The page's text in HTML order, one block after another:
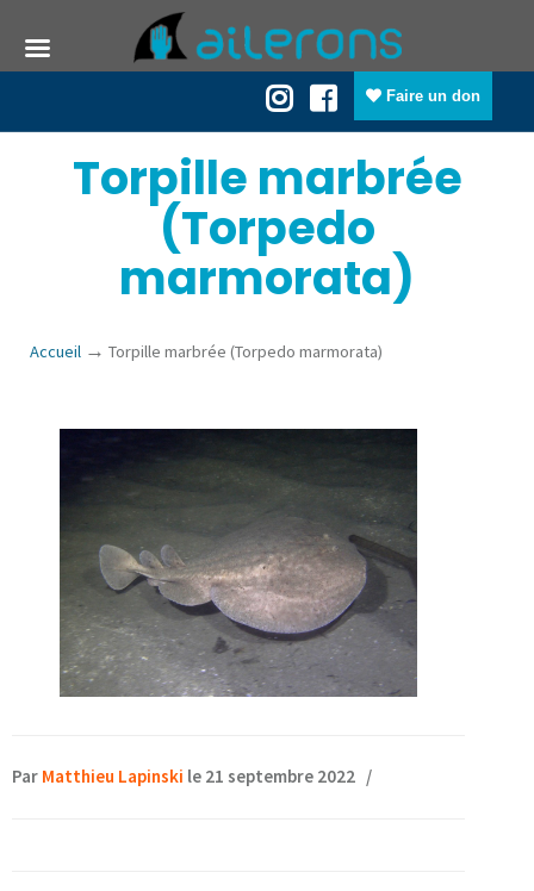
Faire un don
Torpille marbrée
(Torpedo
marmorata)
Accueil → Torpille marbrée (Torpedo marmorata)
Par Matthieu Lapinski le 21 septembre 2022 /